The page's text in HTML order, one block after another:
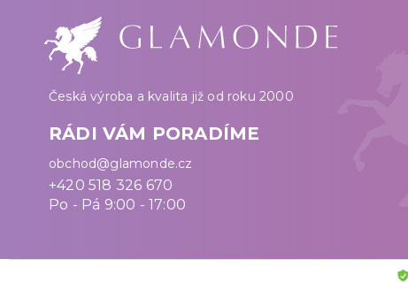
Česká výroba a kvalita již od roku 2000
RÁDI VÁM PORADÍME
obchod@glamonde.cz
+420 518 326 670
Po - Pá 9:00 - 17:00